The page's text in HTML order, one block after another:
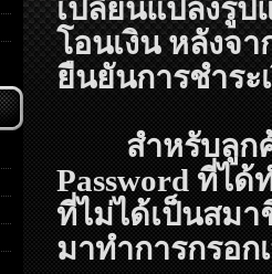
เปลี่ยนแปลงรูป
โอนเงิน หลังจ
ยืนยันการชำระ
สำหรับลูกค้า
Password ที่ไ
ที่ไม่ได้เป็นสมา
มาทำการกรอก